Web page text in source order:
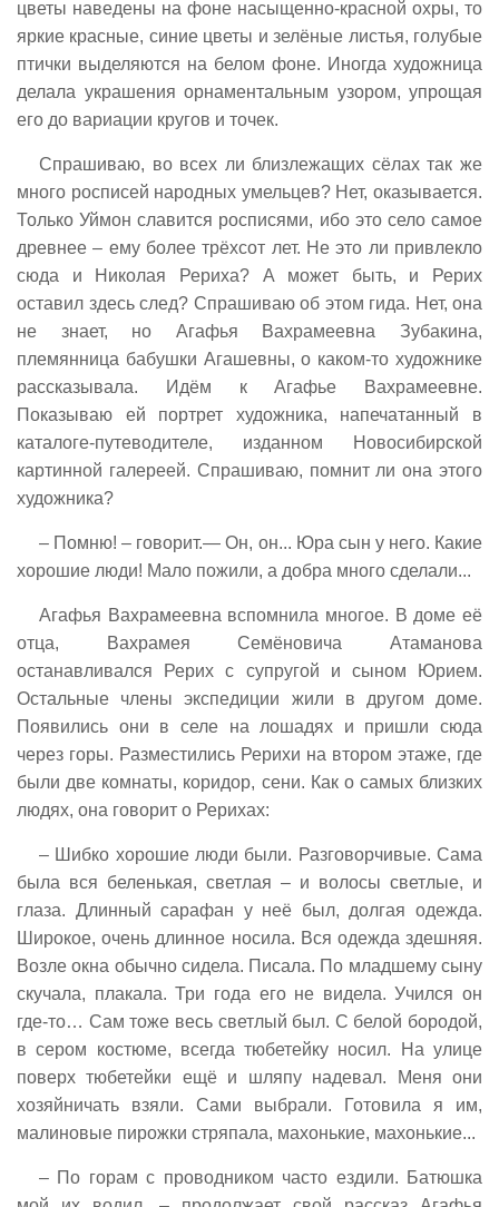
цветы наведены на фоне насыщенно-красной охры, то
яркие красные, синие цветы и зелёные листья, голубые
птички выделяются на белом фоне. Иногда художница
делала украшения орнаментальным узором, упрощая
его до вариации кругов и точек.
Спрашиваю, во всех ли близлежащих сёлах так же
много росписей народных умельцев? Нет, оказывается.
Только Уймон славится росписями, ибо это село самое
древнее – ему более трёхсот лет. Не это ли привлекло
сюда и Николая Рериха? А может быть, и Рерих
оставил здесь след? Спрашиваю об этом гида. Нет, она
не знает, но Агафья Вахрамеевна Зубакина,
племянница бабушки Агашевны, о каком-то художнике
рассказывала. Идём к Агафье Вахрамеевне.
Показываю ей портрет художника, напечатанный в
каталоге-путеводителе, изданном Новосибирской
картинной галереей. Спрашиваю, помнит ли она этого
художника?
– Помню! – говорит.— Он, он... Юра сын у него. Какие
хорошие люди! Мало пожили, а добра много сделали...
Агафья Вахрамеевна вспомнила многое. В доме её
отца, Вахрамея Семёновича Атаманова
останавливался Рерих с супругой и сыном Юрием.
Остальные члены экспедиции жили в другом доме.
Появились они в селе на лошадях и пришли сюда
через горы. Разместились Рерихи на втором этаже, где
были две комнаты, коридор, сени. Как о самых близких
людях, она говорит о Рерихах:
– Шибко хорошие люди были. Разговорчивые. Сама
была вся беленькая, светлая – и волосы светлые, и
глаза. Длинный сарафан у неё был, долгая одежда.
Широкое, очень длинное носила. Вся одежда здешняя.
Возле окна обычно сидела. Писала. По младшему сыну
скучала, плакала. Три года его не видела. Учился он
где-то… Сам тоже весь светлый был. С белой бородой,
в сером костюме, всегда тюбетейку носил. На улице
поверх тюбетейки ещё и шляпу надевал. Меня они
хозяйничать взяли. Сами выбрали. Готовила я им,
малиновые пирожки стряпала, махонькие, махонькие...
– По горам с проводником часто ездили. Батюшка